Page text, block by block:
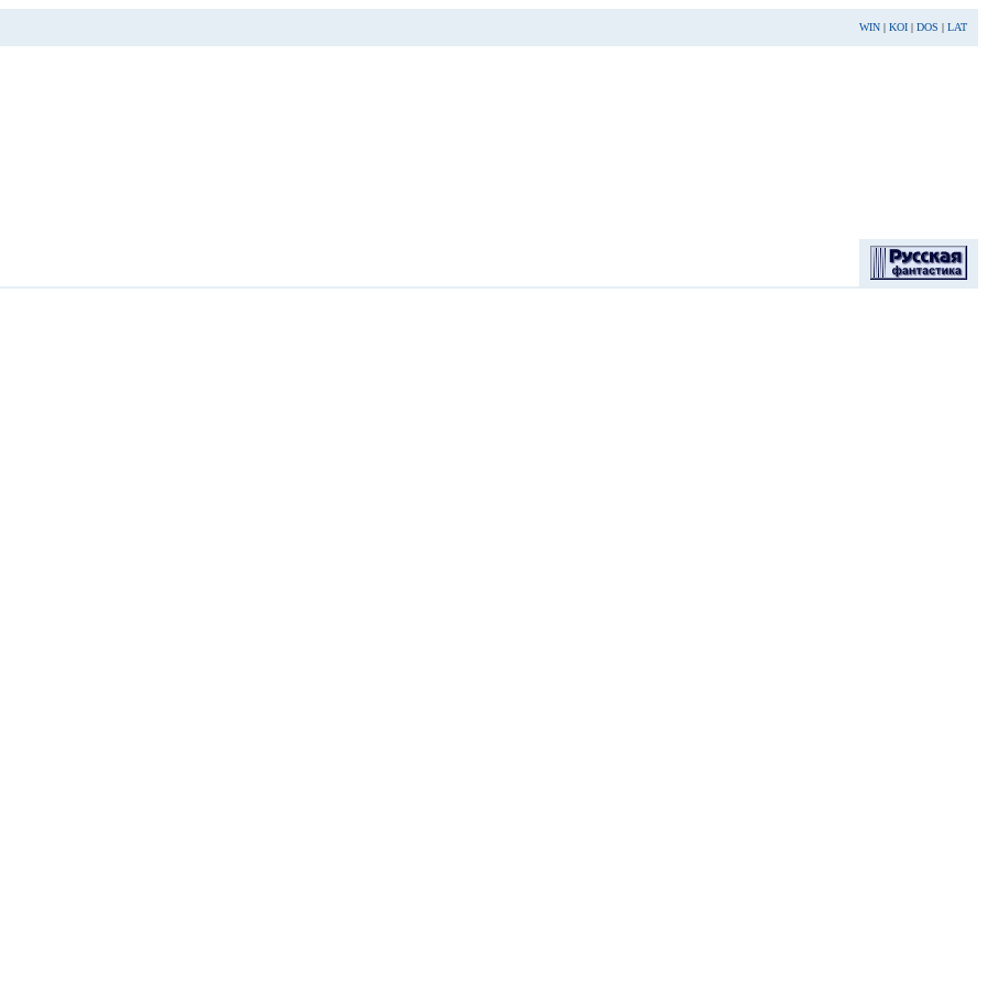
WIN | KOI | DOS | LAT